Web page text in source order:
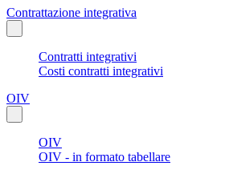
Contrattazione integrativa
Contratti integrativi
Costi contratti integrativi
OIV
OIV
OIV - in formato tabellare